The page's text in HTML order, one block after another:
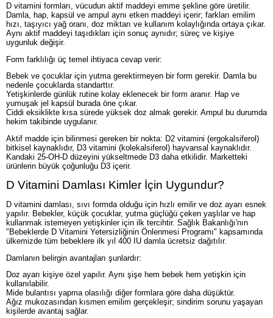
D vitamini formları, vücudun aktif maddeyi emme şekline göre üretilir.
Damla, hap, kapsül ve ampul aynı etken maddeyi içerir; farkları emilim
hızı, taşıyıcı yağ oranı, doz miktarı ve kullanım kolaylığında ortaya çıkar.
Aynı aktif maddeyi taşıdıkları için sonuç aynıdır; süreç ve kişiye
uygunluk değişir.
Form farklılığı üç temel ihtiyaca cevap verir:
Bebek ve çocuklar için yutma gerektirmeyen bir form gerekir. Damla bu
nedenle çocuklarda standarttır.
Yetişkinlerde günlük rutine kolay eklenecek bir form aranır. Hap ve
yumuşak jel kapsül burada öne çıkar.
Ciddi eksiklikte kısa sürede yüksek doz almak gerekir. Ampul bu durumda
hekim takibinde uygulanır.
Aktif madde için bilinmesi gereken bir nokta: D2 vitamini (ergokalsiferol)
bitkisel kaynaklıdır, D3 vitamini (kolekalsiferol) hayvansal kaynaklıdır.
Kandaki 25-OH-D düzeyini yükseltmede D3 daha etkilidir. Marketteki
ürünlerin büyük çoğunluğu D3 içerir.
D Vitamini Damlası Kimler İçin Uygundur?
D vitamini damlası, sıvı formda olduğu için hızlı emilir ve doz ayarı esnek
yapılır. Bebekler, küçük çocuklar, yutma güçlüğü çeken yaşlılar ve hap
kullanmak istemeyen yetişkinler için ilk tercihtir. Sağlık Bakanlığı'nın
"Bebeklerde D Vitamini Yetersizliğinin Önlenmesi Programı" kapsamında
ülkemizde tüm bebeklere ilk yıl 400 IU damla ücretsiz dağıtılır.
Damlanın belirgin avantajları şunlardır:
Doz ayarı kişiye özel yapılır. Aynı şişe hem bebek hem yetişkin için
kullanılabilir.
Mide bulantısı yapma olasılığı diğer formlara göre daha düşüktür.
Ağız mukozasından kısmen emilim gerçekleşir; sindirim sorunu yaşayan
kişilerde avantaj sağlar.